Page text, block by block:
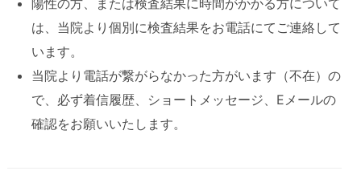
は、当院より個別に検査結果をお電話にてご連絡して
います。
当院より電話が繋がらなかった方がいます（不在）の
で、必ず着信履歴、ショートメッセージ、Eメールの
確認をお願いいたします。